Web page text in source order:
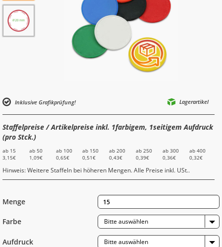
Inklusive Grafikprüfung! Lagerartikel
Staffelpreise / Artikelpreise inkl. 1farbigem, 1seitigem Aufdruck
(pro Stck.)
ab 15
3,15€
ab 50
1,09€
ab 100
0,65€
ab 150
0,51€
ab 200
0,43€
ab 250
0,39€
ab 300
0,36€
ab 400
0,32€
Hinweis: Weitere Staffeln bei höheren Mengen. Alle Preise inkl. USt..
Menge
Farbe Bitte auswählen
Aufdruck
Bitte auswählen